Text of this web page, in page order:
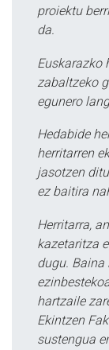
proiektu
da.
Euskarazko
zabaltzeko
egunero
Hedabide
herritarren
jasotzen
ez baitira
Herritarra,
kazetaritza
dugu. Baina
hartzaile
Ekintzen
sustengua